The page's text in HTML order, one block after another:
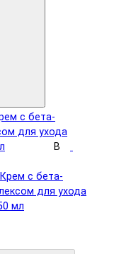
В
Крем с бета-
для ухода
мл